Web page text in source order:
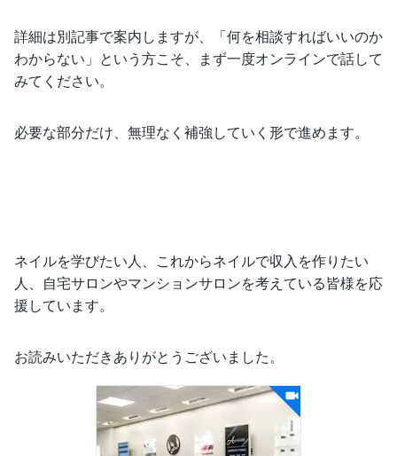
詳細は別記事で案内しますが、「何を相談すればいいのか
わからない」という方こそ、まず一度オンラインで話して
みてください。
必要な部分だけ、無理なく補強していく形で進めます。
ネイルを学びたい人、これからネイルで収入を作りたい
人、自宅サロンやマンションサロンを考えている皆様を応
援しています。
お読みいただきありがとうございました。